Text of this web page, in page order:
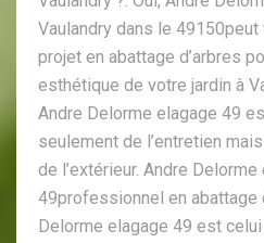
Vaulandry dans le
projet en abattage d’arbres
esthétique de votre jardin à
Andre Delorme elagage 49
seulement de l’entretien
de l’extérieur. Andre Delorme
49professionnel en abattage
Delorme elagage 49 est